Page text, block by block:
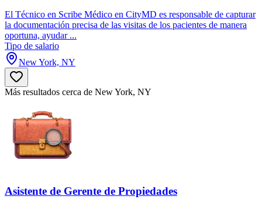
El Técnico en Scribe Médico en CityMD es responsable de capturar
la documentación precisa de las visitas de los pacientes de manera
oportuna, ayudar ...
Tipo de salario
New York, NY
Más resultados cerca de New York, NY
Asistente de Gerente de Propiedades